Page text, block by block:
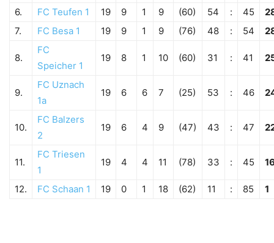
6. FC Teufen 1 19 9 1 9 (60) 54 : 45
7.
FC Besa 1 19 9 1 9 (76) 48 : 54
8.
FC
Speicher 1
19 8 1 10 (60) 31 : 41
9.
FC Uznach
1a
19 6 6 7 (25) 53 : 46
10.
FC Balzers
2
19 6 4 9 (47) 43 : 47
11.
FC Triesen
1
19 4 4 11 (78) 33 : 45
12. FC Schaan 1 19 0 1 18 (62) 11 : 85 1